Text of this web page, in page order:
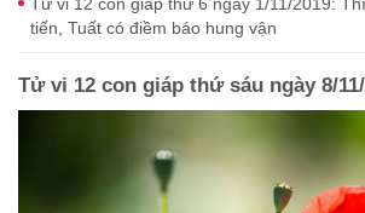
tiến, Tuất có điềm báo hung vận
Tử vi 12 con giáp thứ sáu ngày 8/